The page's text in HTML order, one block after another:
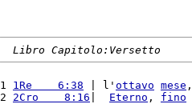
Libro Capitolo:Versetto
1 1Re    6:38 | l' ottavo mese
2 2Cro    8:16 Eterno , fino